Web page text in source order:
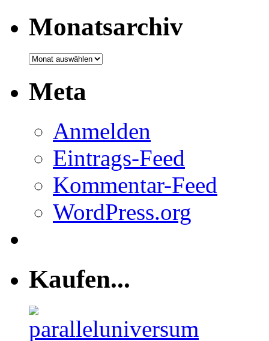
Monatsarchiv
Monatsarchiv
Meta
Anmelden
Eintrags-Feed
Kommentar-Feed
WordPress.org
Kaufen...